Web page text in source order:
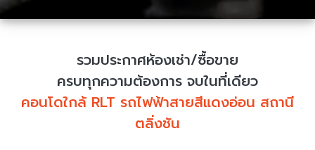
รวมประกาศห้องเช่า/ซื้อขาย
ครบทุกความต้องการ จบในที่เดียว
คอนโดใกล้ RLT รถไฟฟ้าสายสีแดงอ่อน สถานี
ตลิ่งชัน